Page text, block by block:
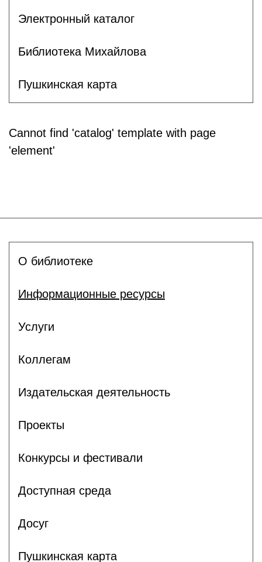
Электронный каталог
Библиотека Михайлова
Пушкинская карта
Cannot find 'catalog' template with page
'element'
О библиотеке
Информационные ресурсы
Услуги
Коллегам
Издательская деятельность
Проекты
Конкурсы и фестивали
Доступная среда
Досуг
Пушкинская карта